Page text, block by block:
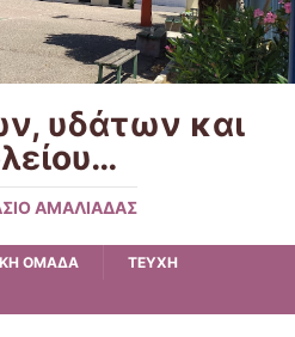
υδάτων και
ΑΜΑΛΙΑΔΑΣ
ΟΜΑΔΑ
ΤΕΥΧΗ